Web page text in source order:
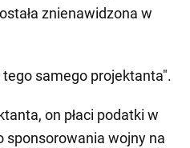
znienawidzona w
samego projektanta".
on płaci podatki w
sponsorowania wojny na